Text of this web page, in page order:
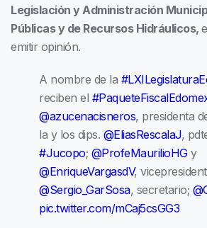
Legislación y Administración
Públicas y de Recursos Hidráulicos,
emitir opinión.
A nombre de la
reciben el
@azucenacisneros, presidenta
la y los dips. @EliasRescalaJ,
#Jucopo; @ProfeMaurilioHGy
@EnriqueVargasdV,
@Sergio_GarSosa, secretario;
pic.twitter.com/mCaj5csGG3